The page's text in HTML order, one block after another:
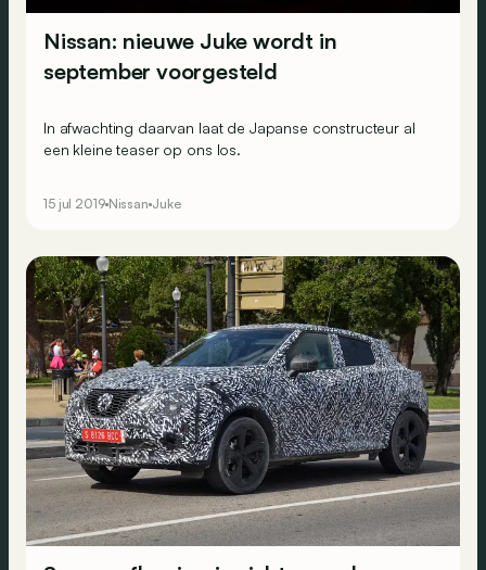
Nissan: nieuwe Juke wordt in
september voorgesteld
In afwachting daarvan laat de Japanse constructeur al
een kleine teaser op ons los.
15 jul 2019 Nissan Juke